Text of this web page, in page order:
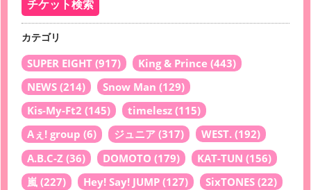
カテゴリ
SUPER EIGHT (917) King & Prince (443)
NEWS (214) Snow Man (129)
Kis-My-Ft2 (145) timelesz (115)
Aぇ! group (6) ジュニア (317) WEST. (192)
A.B.C-Z (36) DOMOTO (179) KAT-TUN (156)
嵐 (227) Hey! Say! JUMP (127) SixTONES (22)